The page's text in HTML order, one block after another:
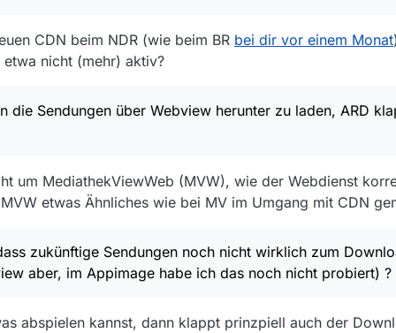
Sendungen noch nicht wirklich zum Download bereit stehen
ich das noch nicht probiert) ?
!
CDN beim NDR (wie beim BR bei dir vor einem Monat
nicht (mehr) aktiv?
die Sendungen über Webview herunter zu laden, ARD
um MediathekViewWeb (MVW), wie der Webdienst
etwas Ähnliches wie bei MV im Umgang mit CDN
zukünftige Sendungen noch nicht wirklich zum
aber, im Appimage habe ich das noch nicht probiert) ?
abspielen kannst, dann klappt prinzpiell auch der